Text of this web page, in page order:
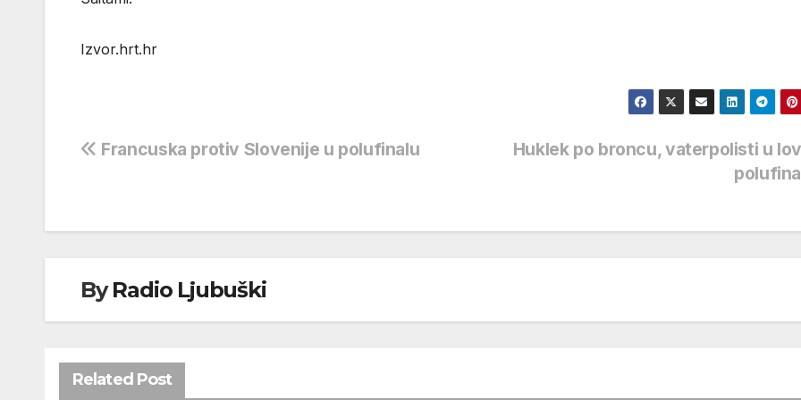
Izvor.hrt.hr
Navigacija
Huklek po broncu, vaterpolisti u
Francuska protiv Slovenije u polufinalu
ByRadio Ljubuški
Related Post